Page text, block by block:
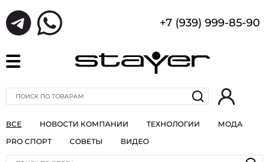
+7 (939) 999-85-90
ВСЕ НОВОСТИ КОМПАНИИ ТЕХНОЛОГИИ
МОДА
PRO СПОРТ
СОВЕТЫ ВИДЕО